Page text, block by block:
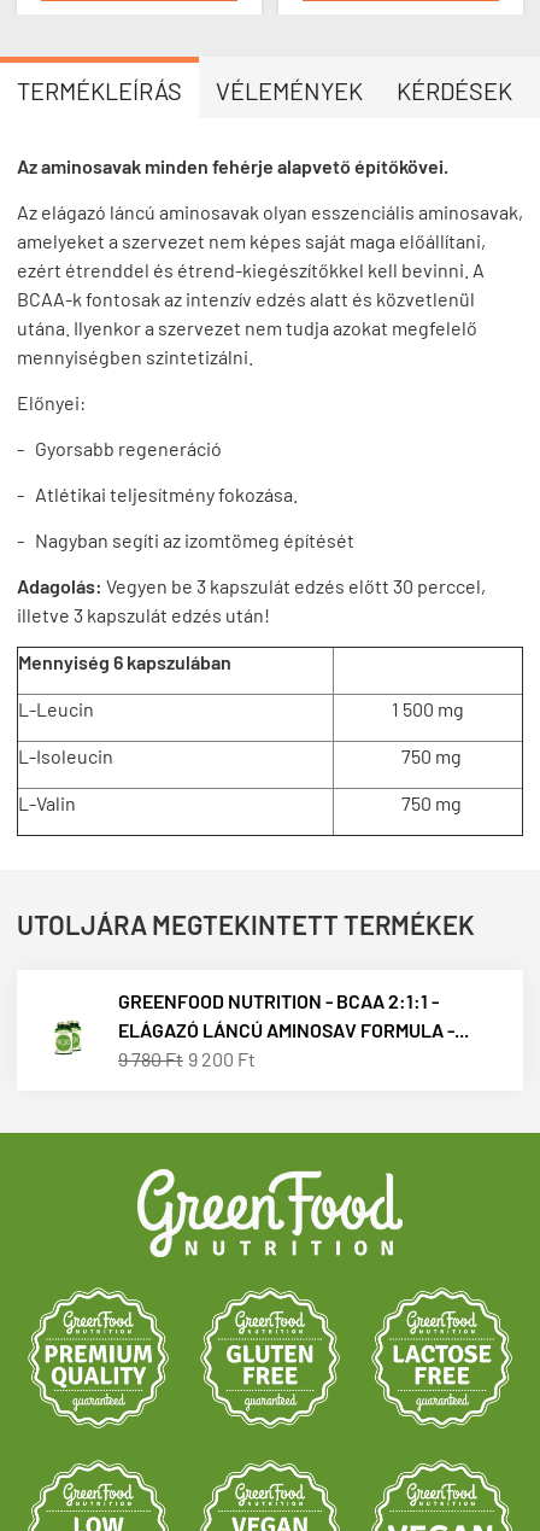
TERMÉKLEÍRÁS VÉLEMÉNYEK KÉRDÉSEK
Az aminosavak minden fehérje alapvető építőkövei.
Az elágazó láncú aminosavak olyan esszenciális aminosavak,
amelyeket a szervezet nem képes saját maga előállítani,
ezért étrenddel és étrend-kiegészítőkkel kell bevinni. A
BCAA-k fontosak az intenzív edzés alatt és közvetlenül
utána. Ilyenkor a szervezet nem tudja azokat megfelelő
mennyiségben szintetizálni.
Előnyei:
- Gyorsabb regeneráció
- Atlétikai teljesítmény fokozása.
- Nagyban segíti az izomtömeg építését
Adagolás: Vegyen be 3 kapszulát edzés előtt 30 perccel,
illetve 3 kapszulát edzés után!
Mennyiség 6 kapszulában
L-Leucin 1 500 mg
L-Isoleucin 750 mg
L-Valin 750 mg
UTOLJÁRA MEGTEKINTETT TERMÉKEK
GREENFOOD NUTRITION - BCAA 2:1:1 -
ELÁGAZÓ LÁNCÚ AMINOSAV FORMULA -...
9 780 Ft 9 200 Ft